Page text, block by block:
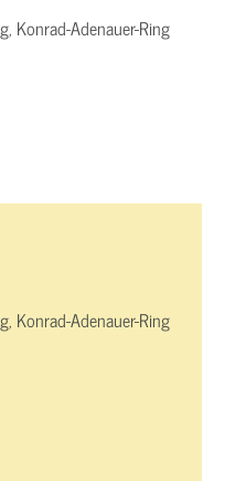
Konrad-Adenauer-Ring
Konrad-Adenauer-Ring